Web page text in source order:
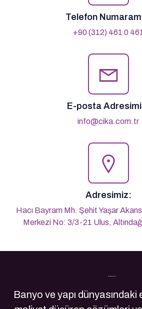
Telefon
+90 (312) 461 0
E-posta
info@cika.com.tr
Adresimiz:
Hacı Bayram Mh. Şehit Yaşar
Merkezi No: 3/3-21 Ulus,
Son Yazılarımız
Banyo ve yapı